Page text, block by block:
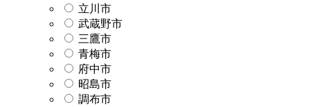
立川市
武蔵野市
三鷹市
青梅市
府中市
昭島市
調布市